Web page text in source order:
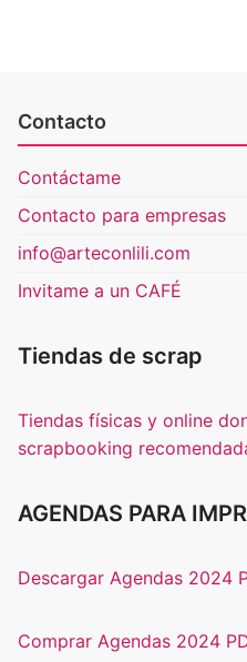
Contacto
Contáctame
Contacto para empresas
info@arteconlili.com
Invitame a un CAFÉ
Tiendas de scrap
Tiendas físicas y online
scrapbooking
AGENDAS PARA
Descargar Agendas 2024
Comprar Agendas 2024